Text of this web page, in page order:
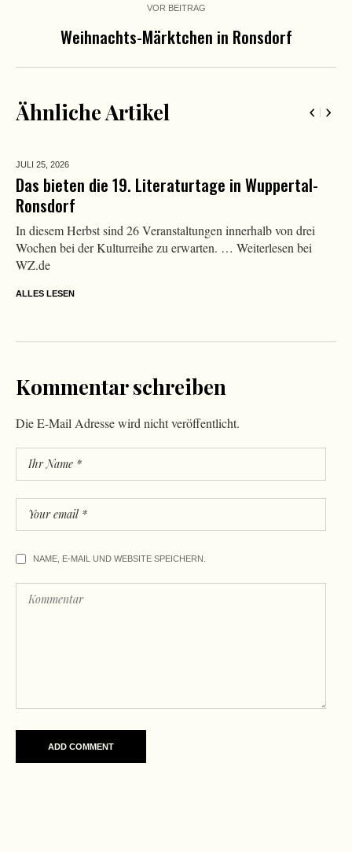
VOR BEITRAG
Weihnachts-Märktchen in Ronsdorf
Ähnliche Artikel
JULI 25, 2026
Das bieten die 19. Literaturtage in Wuppertal-
Ronsdorf
In diesem Herbst sind 26 Veranstaltungen innerhalb von drei
Wochen bei der Kulturreihe zu erwarten. … Weiterlesen bei
WZ.de
ALLES LESEN
Kommentar schreiben
Die E-Mail Adresse wird nicht veröffentlicht.
NAME, E-MAIL UND WEBSITE SPEICHERN.